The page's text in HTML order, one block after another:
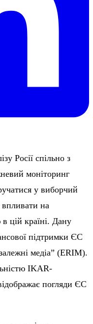
Росії спільно з
моніторинг
у виборчий
впливати на
цій країні. Дану
підтримки ЄС
медіа” (ERIM).
IKAR-
погляди ЄС